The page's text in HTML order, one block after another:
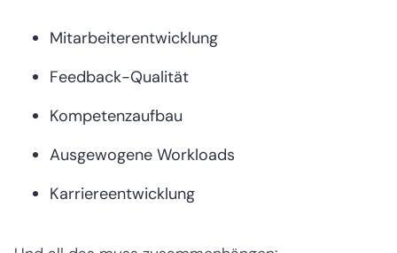
Mitarbeiterentwicklung
Feedback-Qualität
Kompetenzaufbau
Ausgewogene Workloads
Karriereentwicklung